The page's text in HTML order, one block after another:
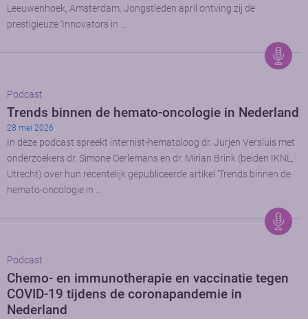
Leeuwenhoek, Amsterdam. Jongstleden april ontving zij de
prestigieuze ‘Innovators in …
Podcast
Trends binnen de hemato-oncologie in Nederland
28 mei 2026
In deze podcast spreekt internist-hematoloog dr. Jurjen Versluis met
onderzoekers dr. Simone Oerlemans en dr. Mirian Brink (beiden IKNL,
Utrecht) over hun recentelijk gepubliceerde artikel ‘Trends binnen de
hemato-oncologie in …
Podcast
Chemo- en immunotherapie en vaccinatie tegen
COVID-19 tijdens de coronapandemie in
Nederland